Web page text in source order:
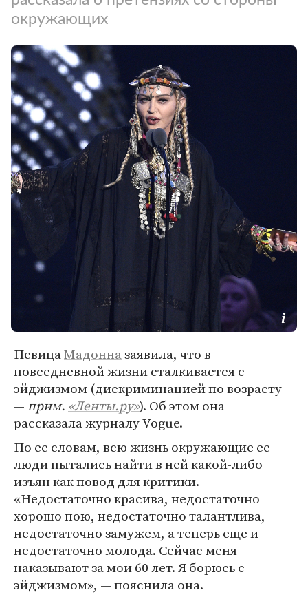
окружающих
ПевицаМадонназаявила, что в
повседневной жизни сталкивается с
эйджизмом (дискриминацией по возрасту
— прим. «Ленты.ру»). Об этом она
рассказала журналу Vogue.
По ее словам, всю жизнь окружающие ее
люди пытались найти в ней какой-либо
изъян как повод для критики.
«Недостаточно красива, недостаточно
хорошо пою, недостаточно талантлива,
недостаточно замужем, а теперь еще и
недостаточно молода. Сейчас меня
наказывают за мои 60 лет. Я борюсь с
эйджизмом», — пояснила она.